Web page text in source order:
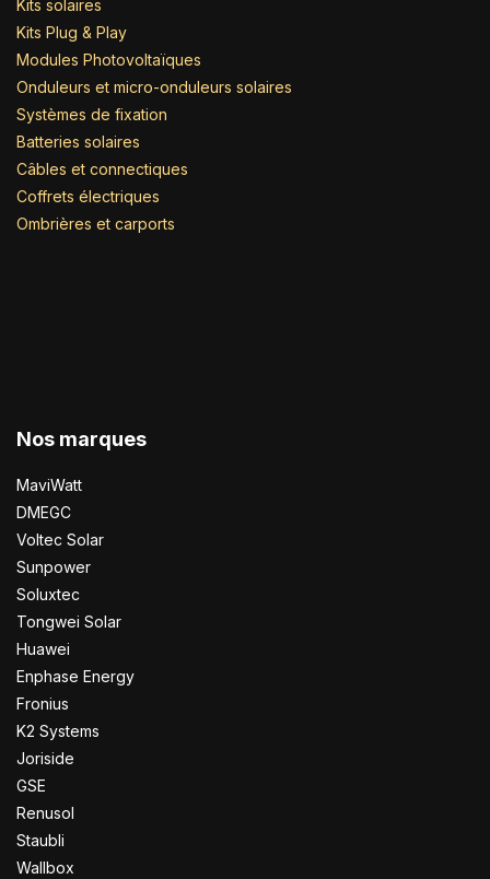
Kits solaires
Kits Plug & Play
Modules Photovoltaïques
Onduleurs et micro-onduleurs solaires
Systèmes de fixation
Batteries solaires
Câbles et connectiques
Coffrets électriques
Ombrières et carports
Nos marques
MaviWatt
DMEGC
Voltec Solar
Sunpower
Soluxtec
Tongwei Solar
Huawei
Enphase Energy
Fronius
K2 Systems
Joriside
GSE
Renusol
Staubli
Wallbox